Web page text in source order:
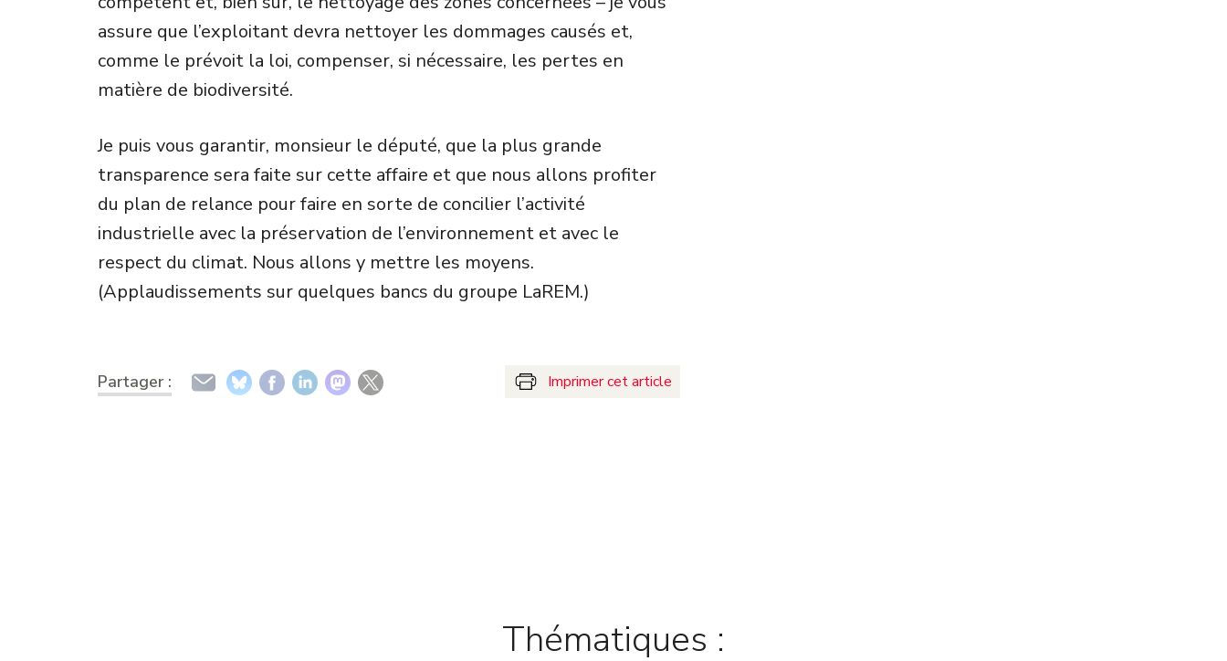
assure que l’exploitant devra nettoyer les dommages causés et,
comme le prévoit la loi, compenser, si nécessaire, les pertes en
matière de biodiversité.
Je puis vous garantir, monsieur le député, que la plus grande
transparence sera faite sur cette affaire et que nous allons profiter
du plan de relance pour faire en sorte de concilier l’activité
industrielle avec la préservation de l’environnement et avec le
respect du climat. Nous allons y mettre les moyens.
(Applaudissements sur quelques bancs du groupe LaREM.)
Partager : Imprimer cet article
Thématiques :